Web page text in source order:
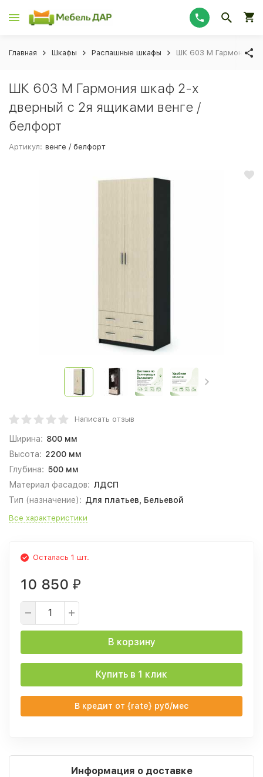
Главная Шкафы Распашные шкафы ШК 603 М Гармония
ШК 603 М Гармония шкаф 2-х
дверный с 2я ящиками венге /
белфорт
Артикул: венге / белфорт
Написать отзыв
Ширина: 800 мм
Высота: 2200 мм
Глубина: 500 мм
Материал фасадов: ЛДСП
Тип (назначение): Для платьев, Бельевой
Все характеристики
Осталась 1 шт.
10 850 ₽
В корзину
Купить в 1 клик
В кредит от {rate} руб/мес
Информация о доставке